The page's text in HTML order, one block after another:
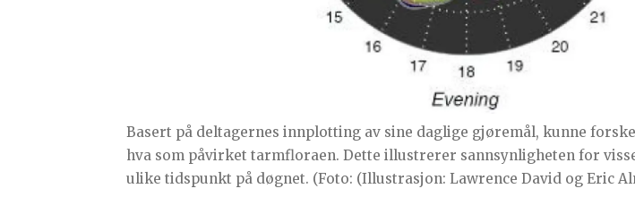
Basert på deltagernes innplotting av sine daglige gjøremål, kunne
hva som påvirket tarmfloraen. Dette illustrerer sannsynligheten for
ulike tidspunkt på døgnet. (Foto: (Illustrasjon: Lawrence David og Eric